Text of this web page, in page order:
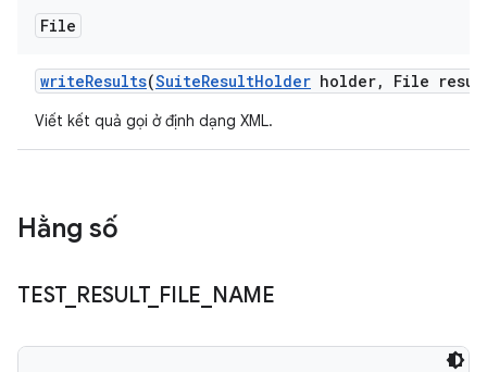
File
writeResults(SuiteResultHolder holder, File
Viết kết quả gọi ở định dạng XML.
Hằng số
TEST_ RESULT_ FILE NAME